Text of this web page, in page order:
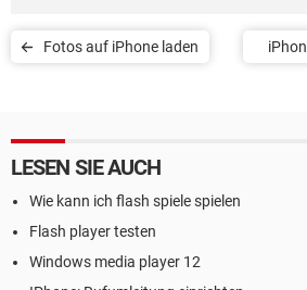
Fotos auf iPhone laden
LESEN SIE AUCH
Wie kann ich flash spiele spielen
Flash player testen
Windows media player 12